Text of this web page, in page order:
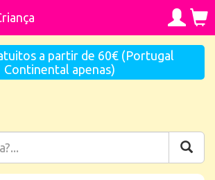
a partir de 60€ (Portugal
Continental apenas)